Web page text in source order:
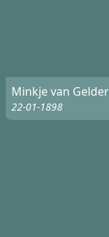
Minkje van Gelder
22-01-1898